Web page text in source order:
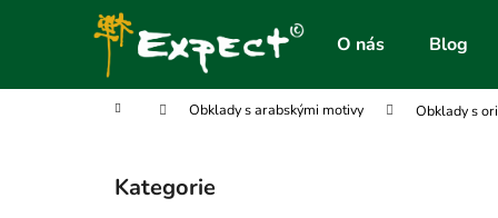
O nás Blog
Domů Obklady s arabskými motivy Obklady s
Přeskočit
kategorie
Kategorie
í
Zpět
do
Zpět
do